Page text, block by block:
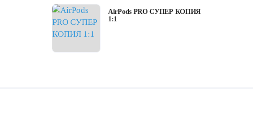
AirPods PRO СУПЕР КОПИЯ
1:1